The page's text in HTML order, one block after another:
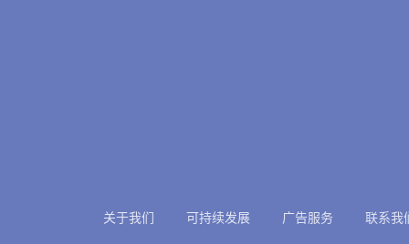
关于我们 可持续发展 广告服务 联系我